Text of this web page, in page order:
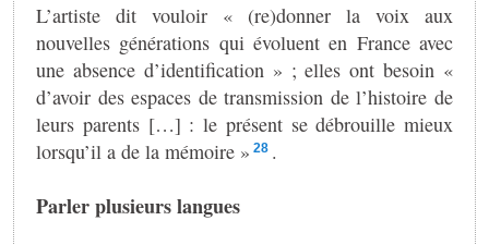
L’artiste dit vouloir « (re)donner la voix aux
nouvelles générations qui évoluent en France avec
une absence d’identification » ; elles ont besoin «
d’avoir des espaces de transmission de l’histoire de
leurs parents […] : le présent se débrouille mieux
lorsqu’il a de la mémoire » 28 .
Parler plusieurs langues